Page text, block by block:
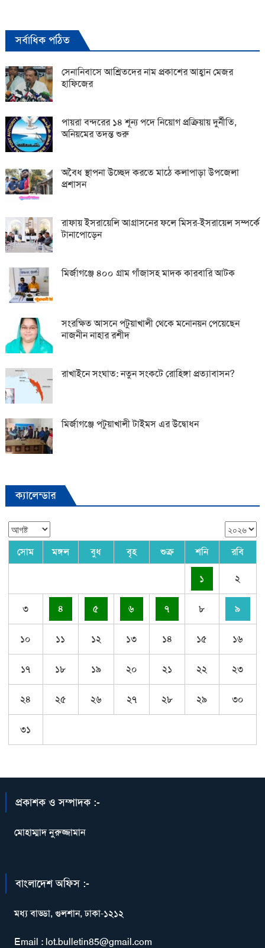
সর্বাধিক পঠিত
সেনানিবাসে আশ্রিতদের নাম প্রকাশের আহ্বান মেজর
হাফিজের
পায়রা বন্দরের ১৪ শূন্য পদে নিয়োগ প্রক্রিয়ায় দুর্নীতি,
অনিয়মের তদন্ত শুরু
অবৈধ স্থাপনা উচ্ছেদ করতে মাঠে কলাপাড়া উপজেলা
প্রশাসন
রাফায় ইসরায়েলি আগ্রাসনের ফলে মিসর-ইসরায়েল সম্পর্কে
টানাপোড়েন
মির্জাগঞ্জে ৪০০ গ্রাম গাঁজাসহ মাদক কারবারি আটক
সংরক্ষিত আসনে পটুয়াখালী থেকে মনোনয়ন পেয়েছেন
নাজনীন নাহার রশীদ
রাখাইনে সংঘাত: নতুন সংকটে রোহিঙ্গা প্রত্যাবাসন?
মির্জাগঞ্জে পটুয়াখালী টাইমস এর উদ্বোধন
ক্যালেন্ডার
সোম মঙ্গল বুধ বৃহ শুক্র শনি রবি
১ ২
৩ ৪ ৫ ৬ ৭ ৮ ৯
১০ ১১ ১২ ১৩ ১৪ ১৫ ১৬
১৭ ১৮ ১৯ ২০ ২১ ২২ ২৩
২৪ ২৫ ২৬ ২৭ ২৮ ২৯ ৩০
৩১
প্রকাশক ও সম্পাদক :-
মোহাম্মাদ নুরুজ্জামান
বাংলাদেশ অফিস :-
মধ্য বাড্ডা, গুলশান, ঢাকা-১২১২
Email : lot.bulletin85@gmail.com